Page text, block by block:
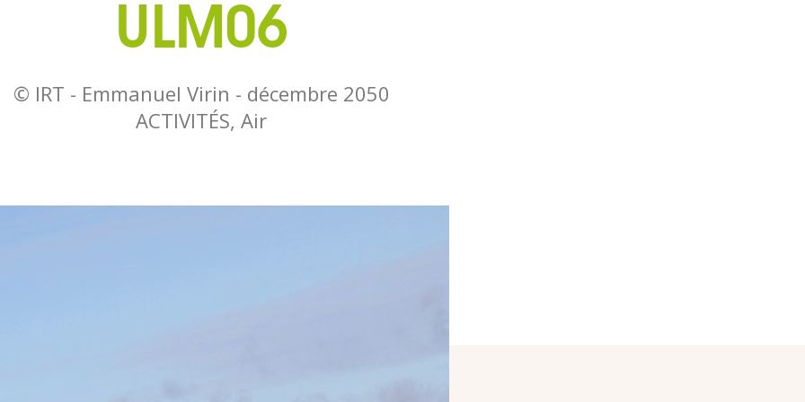
ULM06
© IRT - Emmanuel Virin - décembre 2050
ACTIVITÉS, Air